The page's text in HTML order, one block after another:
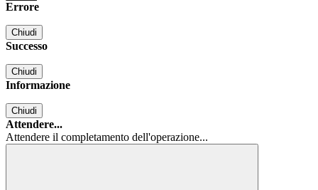
Errore
Chiudi
Successo
Chiudi
Informazione
Chiudi
Attendere...
Attendere il completamento dell'operazione...